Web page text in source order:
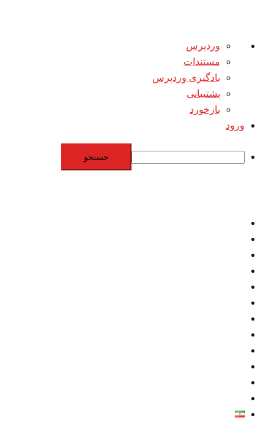
درباره
وردپرس
وردپرس
مستندات
یادگیری وردپرس
پشتیبانی
بازخورد
ورود
جستجو